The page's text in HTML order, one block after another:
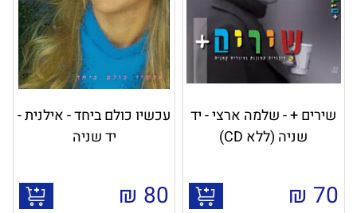
שירים + - שלמה ארצי - יד
שניה (ללא CD)
70
₪
עכשיו כולם ביחד - אילנית -
יד שניה
80
₪